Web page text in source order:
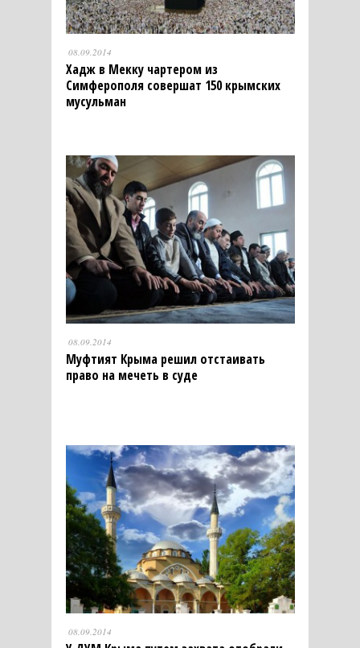
08.09.2014
Хадж в Мекку чартером из
Симферополя совершат 150 крымских
мусульман
08.09.2014
Муфтият Крыма решил отстаивать
право на мечеть в суде
08.09.2014